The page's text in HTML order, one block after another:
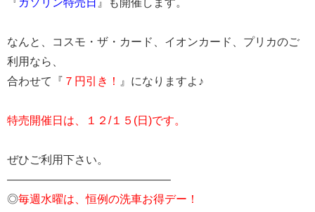
『ガソリン特売日 』も開催します。
なんと、コスモ・ザ・カード、イオンカード、プリカのご
利用なら、
合わせて『 ７円引き！ 』になりますよ♪
特売開催日は、１２/１５(日)です。
ぜひご利用下さい。
——————————————–
◎毎週水曜は、恒例の洗車お得デー！